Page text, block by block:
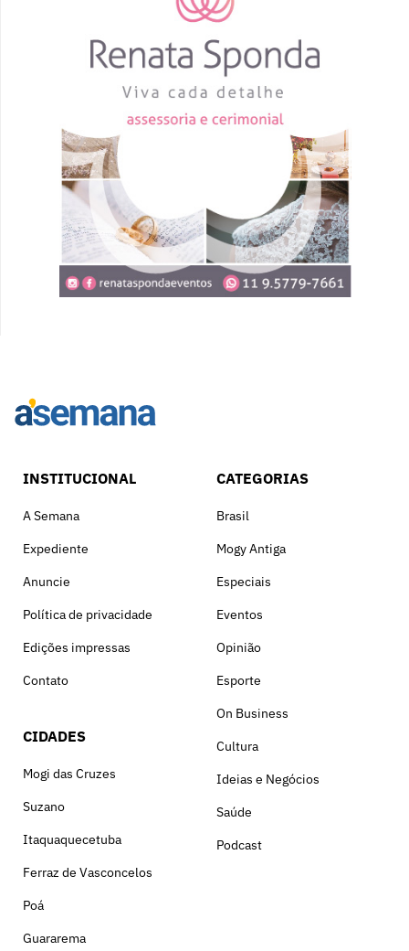
INSTITUCIONAL
A Semana
Expediente
Anuncie
Política de privacidade
Edições impressas
Contato
CIDADES
Mogi das Cruzes
Suzano
Itaquaquecetuba
Ferraz de Vasconcelos
Poá
Guararema
CATEGORIAS
Brasil
Mogy Antiga
Especiais
Eventos
Opinião
Esporte
On Business
Cultura
Ideias e Negócios
Saúde
Podcast